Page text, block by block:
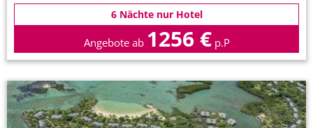
6 Nächte nur Hotel
Angebote ab 1256 € p.P